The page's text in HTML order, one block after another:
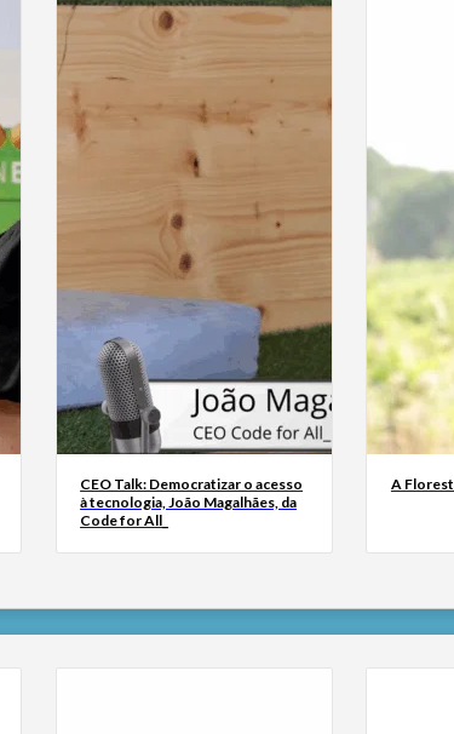
CEO Talk: Democratizar o acesso
à tecnologia, João Magalhães, da
Code for All_
A